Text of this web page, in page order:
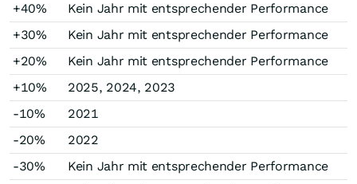
+40%
Kein Jahr mit entsprechender Performance
+30%
Kein Jahr mit entsprechender Performance
+20%
Kein Jahr mit entsprechender Performance
+10%
2025, 2024, 2023
-10%
2021
-20%
2022
-30%
Kein Jahr mit entsprechender Performance